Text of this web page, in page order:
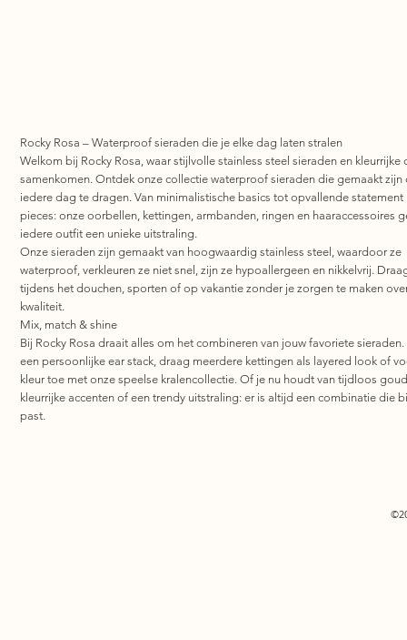
Rocky Rosa – Waterproof sieraden die je elke dag laten stralen
Welkom bij Rocky Rosa, waar stijlvolle stainless steel sieraden en kleurrijke
samenkomen. Ontdek onze collectie waterproof sieraden die gemaakt zijn
iedere dag te dragen. Van minimalistische basics tot opvallende statement
pieces: onze oorbellen, kettingen, armbanden, ringen en haaraccessoires
iedere outfit een unieke uitstraling.
Onze sieraden zijn gemaakt van hoogwaardig stainless steel, waardoor ze
waterproof, verkleuren ze niet snel, zijn ze hypoallergeen en nikkelvrij.
tijdens het douchen, sporten of op vakantie zonder je zorgen te maken
kwaliteit.
Mix, match & shine
Bij Rocky Rosa draait alles om het combineren van jouw favoriete sieraden.
een persoonlijke ear stack, draag meerdere kettingen als layered look of
kleur toe met onze speelse kralencollectie. Of je nu houdt van tijdloos
kleurrijke accenten of een trendy uitstraling: er is altijd een combinatie die
past.